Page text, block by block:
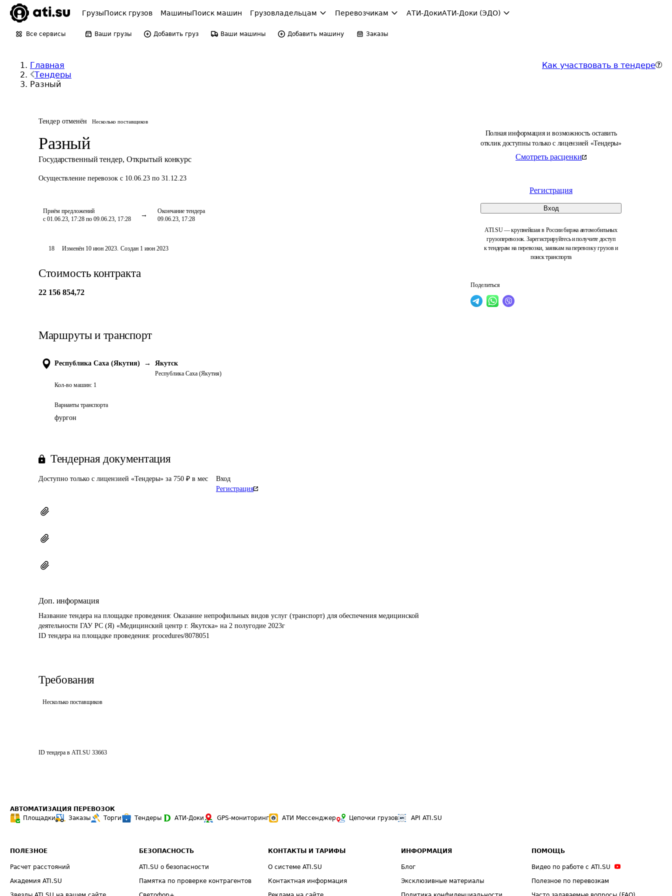
ГрузыПоиск грузов МашиныПоиск машин Грузовладельцам Перевозчикам АТИ-ДокиАТИ-Доки (ЭДО)
Все сервисы Ваши грузы Добавить груз Ваши машины Добавить машину Заказы
Главная
Тендеры
Разный
Как участвовать в тендере
Тендер отменён Несколько поставщиков
Разный
Государственный тендер, Открытый конкурс
Осуществление перевозок с 10.06.23 по 31.12.23
Приём предложений
с 01.06.23, 17:28 по 09.06.23, 17:28
Окончание тендера
09.06.23, 17:28
Полная информация и возможность оставить
отклик доступны только с лицензией «Тендеры»
Смотреть расценки
Регистрация
Вход
ATI.SU — крупнейшая в России биржа автомобильных
грузоперевозок. Зарегистрируйтесь и получите доступ
к тендерам на перевозки, заявкам на перевозку грузов и
поиск транспорта
Поделиться
18 Изменён 10 июн 2023. Создан 1 июн 2023
Стоимость контракта
22 156 854,72
Маршруты и транспорт
Республика Саха (Якутия) → Якутск
Республика Саха (Якутия)
Кол-во машин: 1
Варианты транспорта
фургон
Тендерная документация
Доступно только с лицензией «Тендеры» за 750 ₽ в мес
Вход
Регистрация
Доп. информация
Название тендера на площадке проведения: Оказание непрофильных видов услуг (транспорт) для обеспечения медицинской
деятельности ГАУ РС (Я) «Медицинский центр г. Якутска» на 2 полугодие 2023г
ID тендера на площадке проведения: procedures/8078051
Требования
Несколько поставщиков
ID тендера в ATI.SU 33663
АВТОМАТИЗАЦИЯ ПЕРЕВОЗОК
Площадки
Заказы Торги Тендеры АТИ-Доки GPS-мониторинг АТИ Мессенджер Цепочки грузов API ATI.SU
ПОЛЕЗНОЕ
Расчет расстояний
Академия ATI.SU
БЕЗОПАСНОСТЬ
ATI.SU о безопасности
Памятка по проверке контрагентов
КОНТАКТЫ И ТАРИФЫ
О системе ATI.SU
Контактная информация
ИНФОРМАЦИЯ
Блог
Эксклюзивные материалы
ПОМОЩЬ
Видео по работе с ATI.SU
Полезное по перевозкам